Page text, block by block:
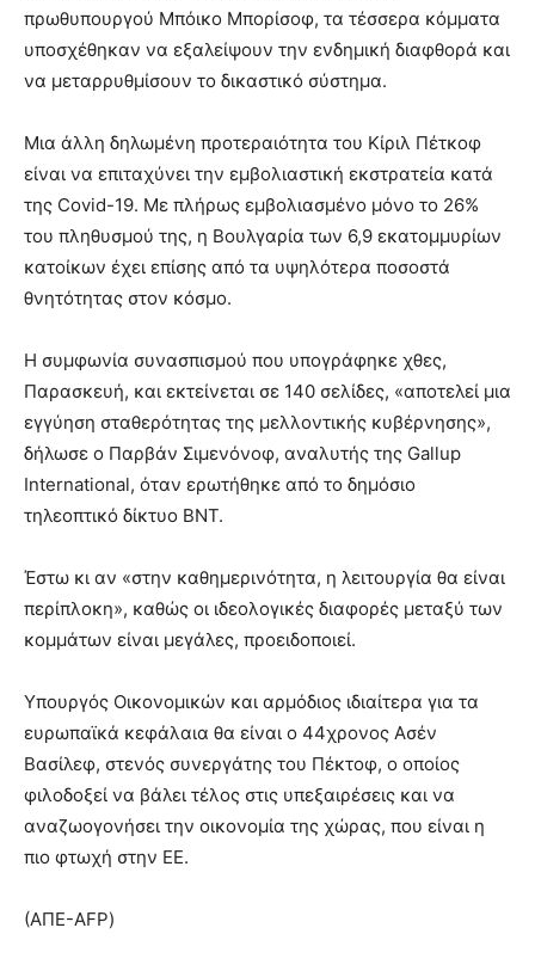
πρωθυπουργού Μπόικο Μπορίσοφ, τα τέσσερα κόμματα
υποσχέθηκαν να εξαλείψουν την ενδημική διαφθορά και
να μεταρρυθμίσουν το δικαστικό σύστημα.
Μια άλλη δηλωμένη προτεραιότητα του Κίριλ Πέτκοφ
είναι να επιταχύνει την εμβολιαστική εκστρατεία κατά
της Covid-19. Με πλήρως εμβολιασμένο μόνο το 26%
του πληθυσμού της, η Βουλγαρία των 6,9 εκατομμυρίων
κατοίκων έχει επίσης από τα υψηλότερα ποσοστά
θνητότητας στον κόσμο.
Η συμφωνία συνασπισμού που υπογράφηκε χθες,
Παρασκευή, και εκτείνεται σε 140 σελίδες, «αποτελεί μια
εγγύηση σταθερότητας της μελλοντικής κυβέρνησης»,
δήλωσε ο Παρβάν Σιμενόνοφ, αναλυτής της Gallup
International, όταν ερωτήθηκε από το δημόσιο
τηλεοπτικό δίκτυο BNT.
Έστω κι αν «στην καθημερινότητα, η λειτουργία θα είναι
περίπλοκη», καθώς οι ιδεολογικές διαφορές μεταξύ των
κομμάτων είναι μεγάλες, προειδοποιεί.
Υπουργός Οικονομικών και αρμόδιος ιδιαίτερα για τα
ευρωπαϊκά κεφάλαια θα είναι ο 44χρονος Ασέν
Βασίλεφ, στενός συνεργάτης του Πέκτοφ, ο οποίος
φιλοδοξεί να βάλει τέλος στις υπεξαιρέσεις και να
αναζωογονήσει την οικονομία της χώρας, που είναι η
πιο φτωχή στην ΕΕ.
(ΑΠΕ-AFP)